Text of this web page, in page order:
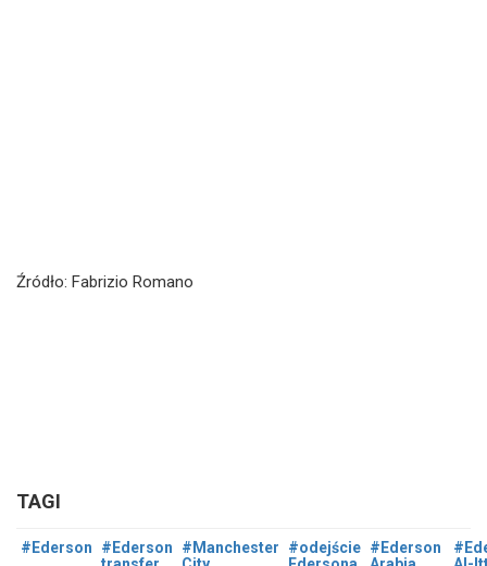
Źródło: Fabrizio Romano
TAGI
#Ederson
#Ederson
#Manchester
#odejście #Ederson